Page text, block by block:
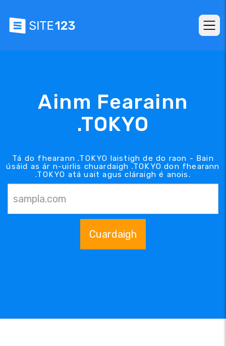
Ainm Fearainn
.TOKYO
Tá do fhearann .TOKYO laistigh de do raon - Bain
úsáid as ár n-uirlis chuardaigh .TOKYO don fhearann
.TOKYO atá uait agus cláraigh é anois.
Cuardaigh